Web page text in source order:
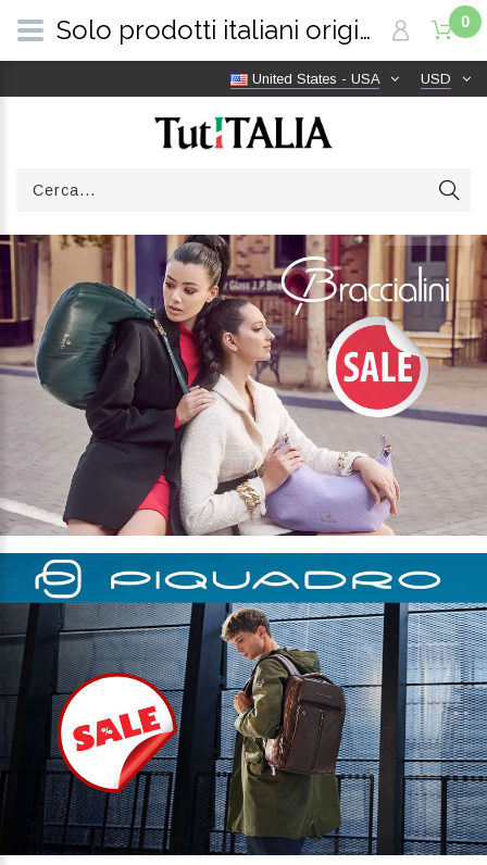
USD
United States - USA
0
Solo prodotti italiani originali | Consegna gratuita in tutto il mondo | TutITALIA